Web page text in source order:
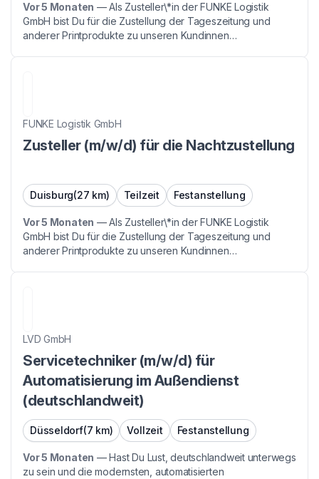
Vor 5 Monaten —Als Zusteller\*in der FUNKE Logistik
GmbH bist Du für die Zustellung der Tageszeitung und
anderer Printprodukte zu unseren Kundinnen
FUNKE Logistik GmbH
Zusteller (m/w/d) für die Nachtzustellung
Duisburg(27 km) Teilzeit Festanstellung
Vor 5 Monaten —Als Zusteller\*in der FUNKE Logistik
GmbH bist Du für die Zustellung der Tageszeitung und
anderer Printprodukte zu unseren Kundinnen
LVD GmbH
Servicetechniker (m/w/d) für
Automatisierung im Außendienst
(deutschlandweit)
Düsseldorf(7 km) Vollzeit Festanstellung
Vor 5 Monaten —Hast Du Lust, deutschlandweit unterwegs
zu sein und die modernsten, automatisierten